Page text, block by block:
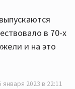
в 70-х
и на это
января 2023 в 22:11